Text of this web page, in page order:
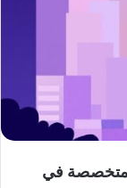
المتخصصة في